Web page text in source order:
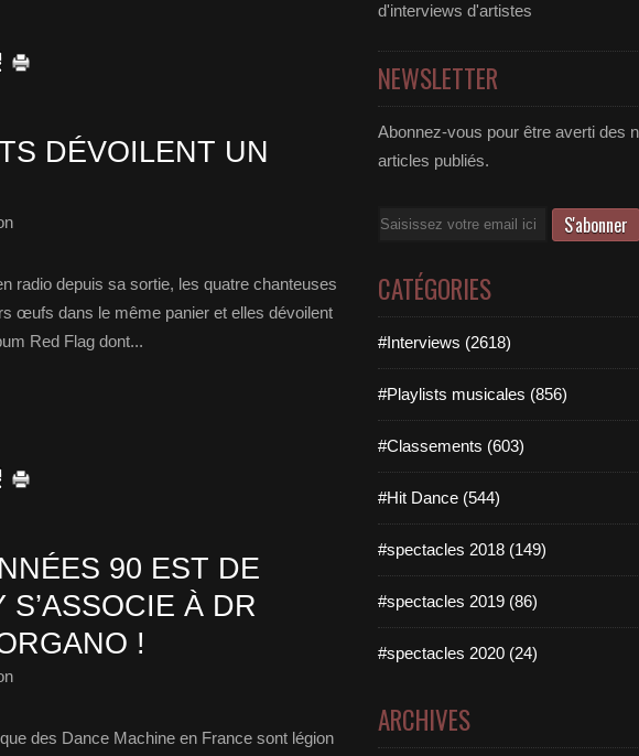
DÉVOILENT UN
radio depuis sa sortie, les quatre chanteuses
œufs dans le même panier et elles dévoilent
Red Flag dont...
90 EST DE
À DR
!
des Dance Machine en France sont légion
d'interviews d'artistes
NEWSLETTER
Abonnez-vous pour être averti des
articles publiés.
Email
CATÉGORIES
#Interviews (2618)
#Playlists musicales (856)
#Classements (603)
#Hit Dance (544)
#spectacles 2018 (149)
#spectacles 2019 (86)
#spectacles 2020 (24)
ARCHIVES